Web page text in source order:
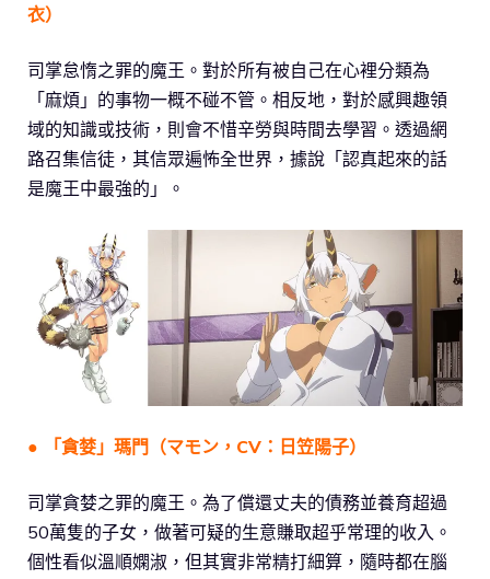
衣）
司掌怠惰之罪的魔王。對於所有被自己在心裡分類為
「麻煩」的事物一概不碰不管。相反地，對於感興趣領
域的知識或技術，則會不惜辛勞與時間去學習。透過網
路召集信徒，其信眾遍怖全世界，據說「認真起來的話
是魔王中最強的」。
● 「貪婪」瑪門（マモン，CV：日笠陽子）
司掌貪婪之罪的魔王。為了償還丈夫的債務並養育超過
50萬隻的子女，做著可疑的生意賺取超乎常理的收入。
個性看似溫順嫻淑，但其實非常精打細算，隨時都在腦